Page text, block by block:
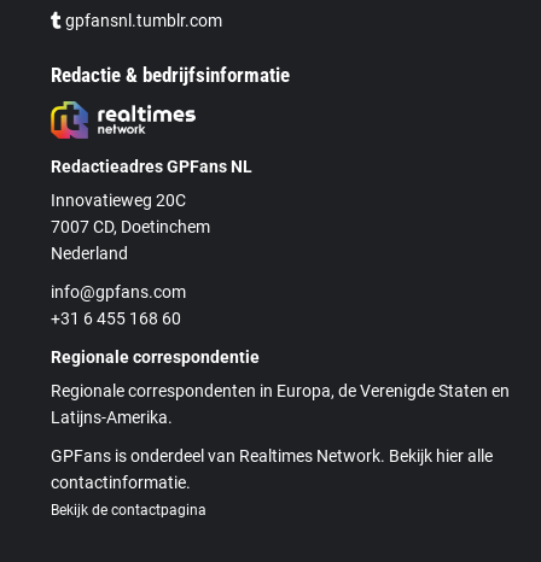
gpfansnl.tumblr.com
Redactie & bedrijfsinformatie
Redactieadres GPFans NL
Innovatieweg 20C
7007 CD, Doetinchem
Nederland
info@gpfans.com
+31 6 455 168 60
Regionale correspondentie
Regionale correspondenten in Europa, de Verenigde Staten en
Latijns-Amerika.
GPFans is onderdeel van Realtimes Network. Bekijk hier alle
contactinformatie.
Bekijk de contactpagina